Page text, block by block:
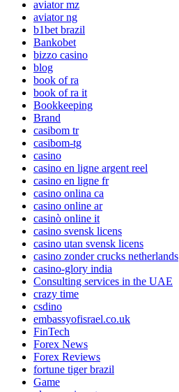
aviator mz
aviator ng
b1bet brazil
Bankobet
bizzo casino
blog
book of ra
book of ra it
Bookkeeping
Brand
casibom tr
casibom-tg
casino
casino en ligne argent reel
casino en ligne fr
casino onlina ca
casino online ar
casinò online it
casino svensk licens
casino utan svensk licens
casino zonder crucks netherlands
casino-glory india
Consulting services in the UAE
crazy time
csdino
embassyofisrael.co.uk
FinTech
Forex News
Forex Reviews
fortune tiger brazil
Game